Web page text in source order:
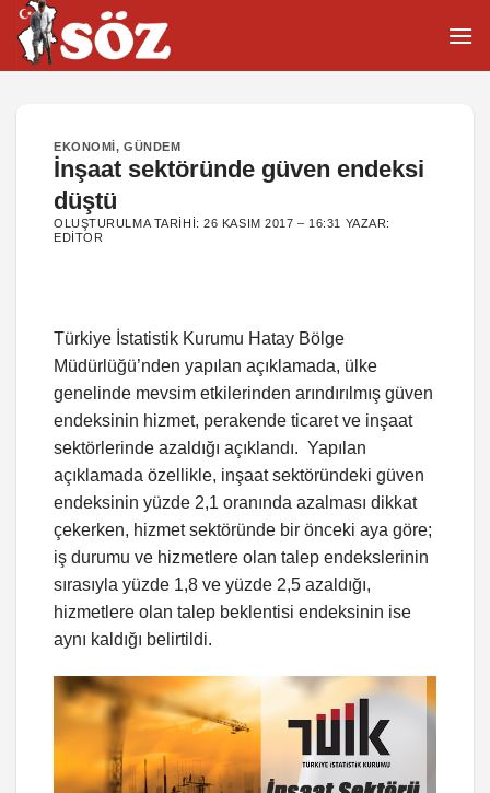
İçeriğe
atla
EKONOMI,GÜNDEM
İnşaat sektöründe güven endeksi
düştü
OLUŞTURULMA TARIHI:26 KASIM 2017 – 16:31 YAZAR:
EDITOR
Türkiye İstatistik Kurumu Hatay Bölge
Müdürlüğü’nden yapılan açıklamada, ülke
genelinde mevsim etkilerinden arındırılmış güven
endeksinin hizmet, perakende ticaret ve inşaat
sektörlerinde azaldığı açıklandı. Yapılan
açıklamada özellikle, inşaat sektöründeki güven
endeksinin yüzde 2,1 oranında azalması dikkat
çekerken, hizmet sektöründe bir önceki aya göre;
iş durumu ve hizmetlere olan talep endekslerinin
sırasıyla yüzde 1,8 ve yüzde 2,5 azaldığı,
hizmetlere olan talep beklentisi endeksinin ise
aynı kaldığı belirtildi.